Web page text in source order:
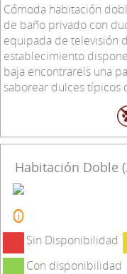
Cómoda habitación
de baño privado con
equipada de televisión
establecimiento
baja encontrareis una
saborear dulces típicos
Habitación Doble
Sin Disponibilidad
Con disponibilidad